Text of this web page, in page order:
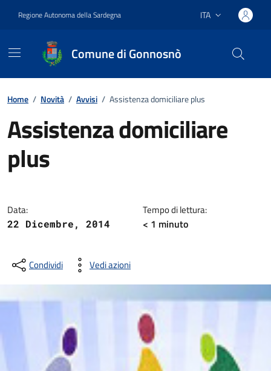
Regione Autonoma della Sardegna Lingua attiva:
ITA
Comune di Gonnosnò
Home / Novità / Avvisi / Assistenza domiciliare plus
Assistenza domiciliare
plus
Data:
22 Dicembre, 2014
Tempo di lettura:
< 1 minuto
Condividi Vedi azioni